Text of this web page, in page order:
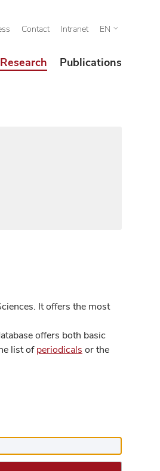
Contact Intranet EN
Research Publications
It offers the most
offers both basic
list ofperiodicals or the